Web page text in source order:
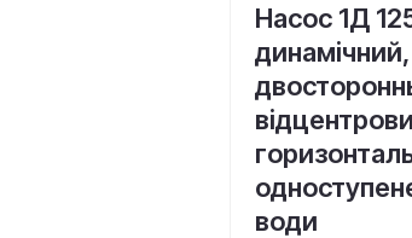
Насос 1Д
динамічний,
води